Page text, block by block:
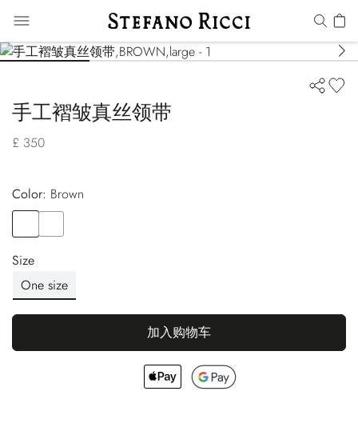
手工褶皱真丝领带
£ 350
Color:
brown
Size
One size
加入购物车